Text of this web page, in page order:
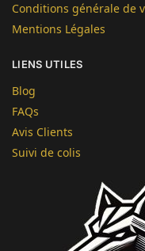
Conditions générale de
Mentions Légales
LIENS UTILES
Blog
FAQs
Avis Clients
Suivi de colis